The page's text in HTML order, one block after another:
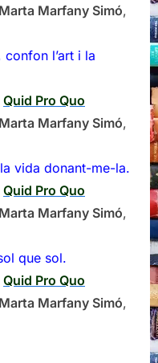
Marta Marfany Simó,
l’art i la
Quid Pro Quo
Marta Marfany Simó,
vida donant-me-la.
Quid Pro Quo
Marta Marfany Simó,
que sol.
Quid Pro Quo
Marta Marfany Simó,